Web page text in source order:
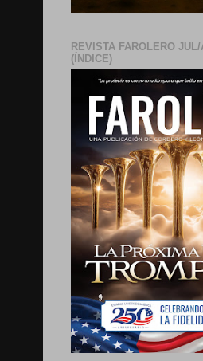
REVISTA FAROLERO
(ÍNDICE)